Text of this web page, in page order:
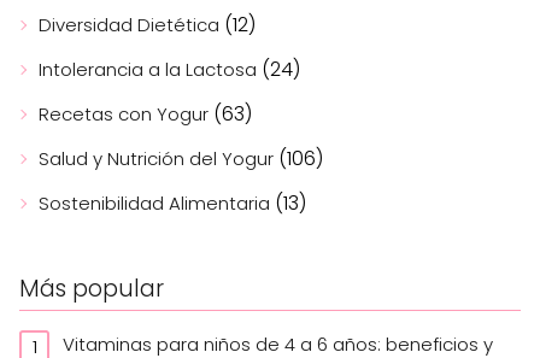
Diversidad Dietética (12)
Intolerancia a la Lactosa (24)
Recetas con Yogur (63)
Salud y Nutrición del Yogur (106)
Sostenibilidad Alimentaria (13)
Más popular
Vitaminas para niños de 4 a 6 años: beneficios y